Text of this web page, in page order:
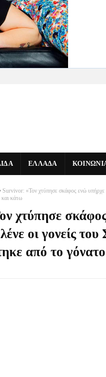
ΕΛΛΑΔΑ
Survivor: «Τον χτύπησε σκάφος ενώ
και κάτω
χτύπησε
οι γονείς
από το